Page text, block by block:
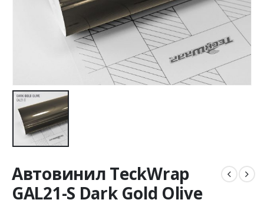
Автовинил TeckWrap
GAL21-S Dark Gold Olive